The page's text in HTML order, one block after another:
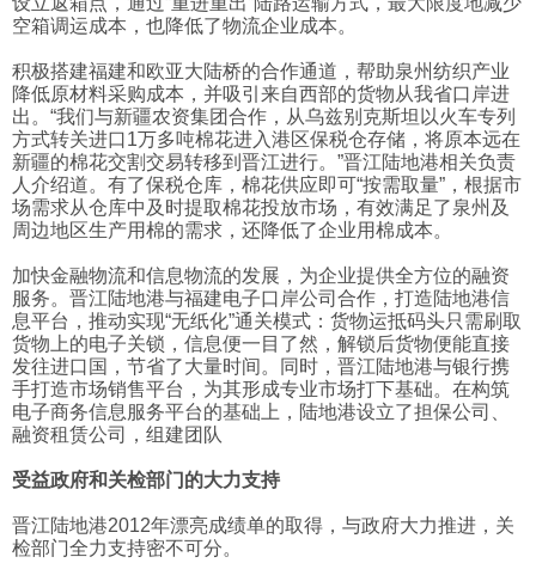
空箱调运成本，也降低了物流企业成本。
积极搭建福建和欧亚大陆桥的合作通道，帮助泉州纺织产业
降低原材料采购成本，并吸引来自西部的货物从我省口岸进
出。“我们与新疆农资集团合作，从乌兹别克斯坦以火车专列
方式转关进口1万多吨棉花进入港区保税仓存储，将原本远在
新疆的棉花交割交易转移到晋江进行。”晋江陆地港相关负责
人介绍道。有了保税仓库，棉花供应即可“按需取量”，根据市
场需求从仓库中及时提取棉花投放市场，有效满足了泉州及
周边地区生产用棉的需求，还降低了企业用棉成本。
加快金融物流和信息物流的发展，为企业提供全方位的融资
服务。晋江陆地港与福建电子口岸公司合作，打造陆地港信
息平台，推动实现“无纸化”通关模式：货物运抵码头只需刷取
货物上的电子关锁，信息便一目了然，解锁后货物便能直接
发往进口国，节省了大量时间。同时，晋江陆地港与银行携
手打造市场销售平台，为其形成专业市场打下基础。在构筑
电子商务信息服务平台的基础上，陆地港设立了担保公司、
融资租赁公司，组建团队
受益政府和关检部门的大力支持
晋江陆地港2012年漂亮成绩单的取得，与政府大力推进，关
检部门全力支持密不可分。